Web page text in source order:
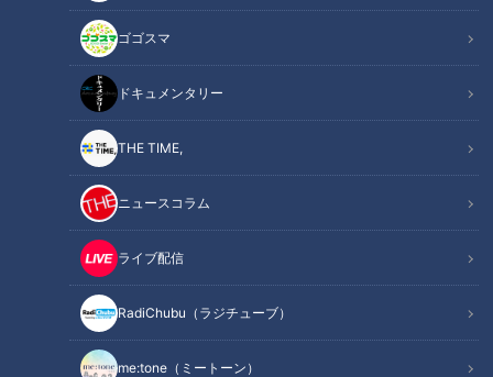
ゴゴスマ
ドキュメンタリー
THE TIME,
ニュースコラム
ライブ配信
RadiChubu（ラジチューブ）
me:tone（ミートーン）
おでかけ
ＣＢＣ佐藤楠大アナ、
SHISHAMOの解散ライブで
受け取った2つの思い
RadiChubu（ラジチュー
ブ）
アナののびしろ
2026/07/21 06:05
アナ出演 音楽 アナ出演 なるほど